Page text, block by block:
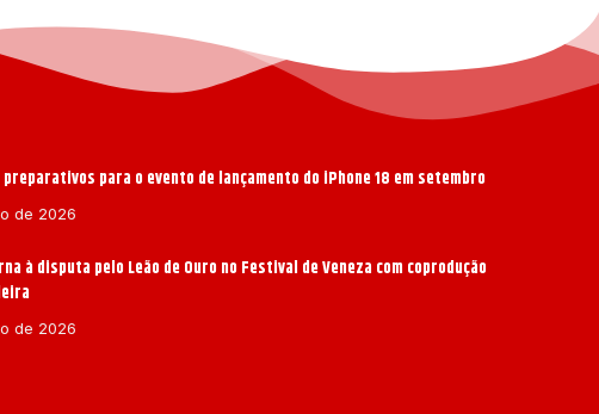
para o evento de lançamento do iPhone 18 em setembro
de 2026
à disputa pelo Leão de Ouro no Festival de Veneza com coprodução
de 2026